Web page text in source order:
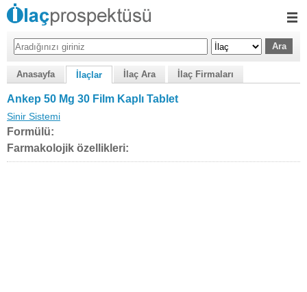
Anasayfa İlaçlar İlaç Ara İlaç Firmaları
Ankep 50 Mg 30 Film Kaplı Tablet
Sinir Sistemi
Formülü:
Farmakolojik özellikleri: